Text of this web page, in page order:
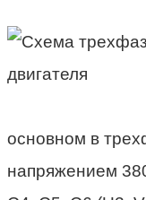
основном в
напряжением